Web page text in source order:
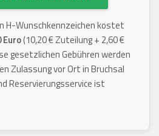
H-Wunschkennzeichen kostet
Euro(10,20 € Zuteilung + 2,60 €
gesetzlichen Gebühren werden
Zulassung vor Ort in Bruchsal
Reservierungsservice ist